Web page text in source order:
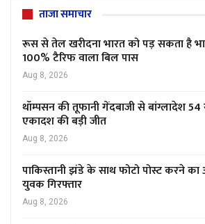
ताजा समाचार
रूस से तेल खरीदना भारत को पड़ सकता है
100% टैरिफ वाला बिल पास
Aug 8, 2026
थॉम्पसन की तूफानी गेंदबाजी से बांग्लादेश 54
एकादश की बड़ी जीत
Aug 8, 2026
पाकिस्तानी झंडे के साथ फोटो पोस्ट करने
युवक गिरफ्तार
Aug 8, 2026